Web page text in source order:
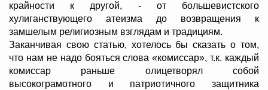
крайности к другой, - от большевистского
хулиганствующего атеизма до возвращения к
замшелым религиозным взглядам и традициям.
Заканчивая свою статью, хотелось бы сказать о том,
что нам не надо бояться слова «комиссар», т.к. каждый
комиссар раньше олицетворял собой
высокограмотного и патриотичного защитника